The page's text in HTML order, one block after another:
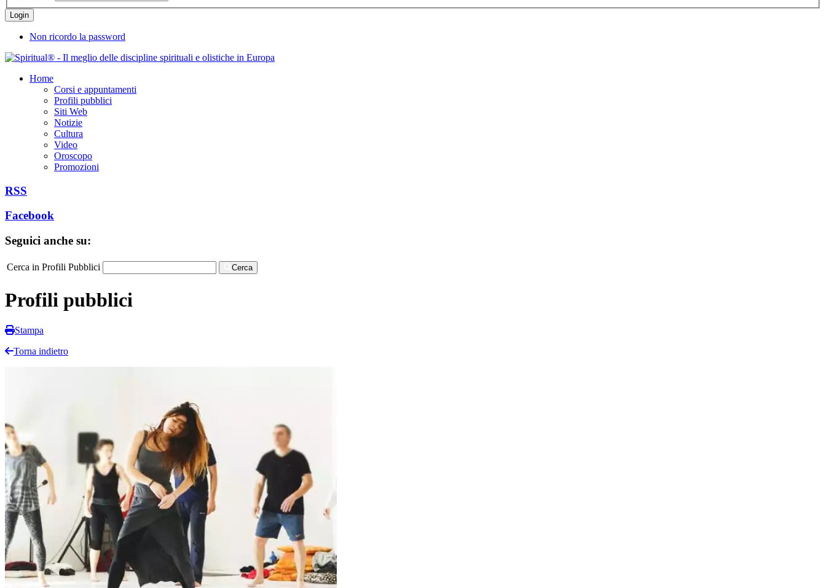
Non ricordo la password
Home
Corsi e appuntamenti
Profili pubblici
Siti Web
Notizie
Cultura
Video
Oroscopo
Promozioni
RSS
Facebook
Seguici anche su:
Cerca in Profili Pubblici Cerca
Profili pubblici
Stampa
Torna indietro